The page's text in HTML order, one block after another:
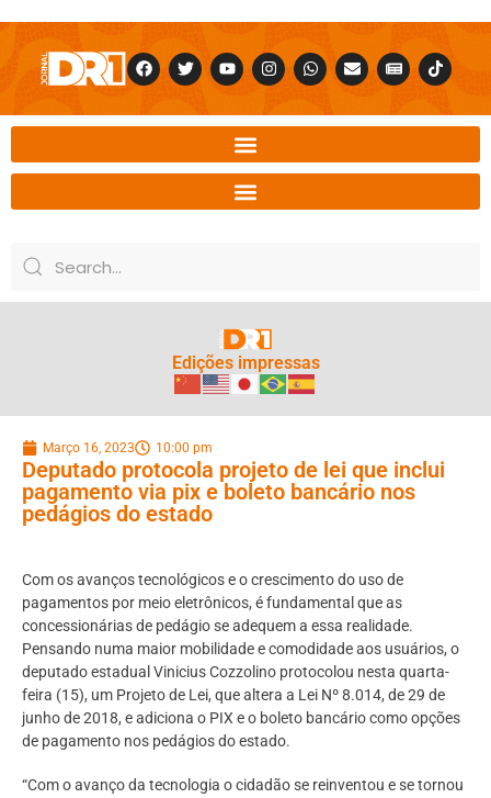
Edições impressas
Março 16, 2023 10:00 pm
Deputado protocola projeto de lei que inclui
pagamento via pix e boleto bancário nos
pedágios do estado
Com os avanços tecnológicos e o crescimento do uso de
pagamentos por meio eletrônicos, é fundamental que as
concessionárias de pedágio se adequem a essa realidade.
Pensando numa maior mobilidade e comodidade aos usuários, o
deputado estadual Vinicius Cozzolino protocolou nesta quarta-
feira (15), um Projeto de Lei, que altera a Lei Nº 8.014, de 29 de
junho de 2018, e adiciona o PIX e o boleto bancário como opções
de pagamento nos pedágios do estado.
“Com o avanço da tecnologia o cidadão se reinventou e se tornou